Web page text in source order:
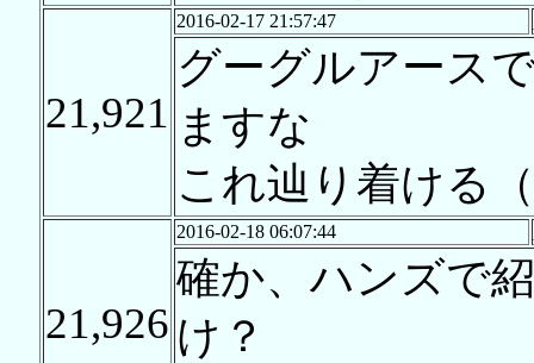
21,921
2016-02-17 21:57:47
グーグルアース
ますな
これ辿り着ける
21,926
2016-02-18 06:07:44
確か、ハンズで
け？